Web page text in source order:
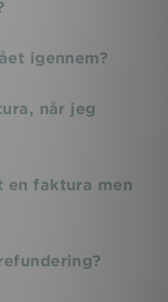
igennem?
når jeg
en faktura men